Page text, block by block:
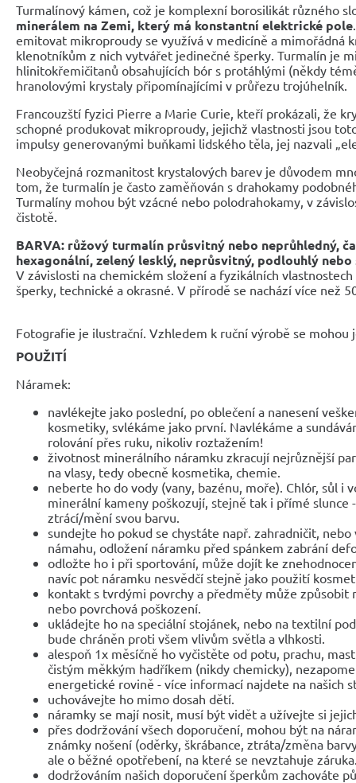
Turmalínový kámen, což je komplexní borosilikát různého
minerálem na Zemi, který má konstantní elektrické pole
emitovat mikroproudy se využívá v medicíně a mimořádná
klenotníkům z nich vytvářet jedinečné šperky. Turmalín je
hlinitokřemičitanů obsahujících bór s protáhlými (někdy
hranolovými krystaly připomínajícími v průřezu trojúhelník.
Francouzští fyzici Pierre a Marie Curie, kteří prokázali, že
schopné produkovat mikroproudy, jejichž vlastnosti jsou
impulsy generovanými buňkami lidského těla, jej nazvali
Neobyčejná rozmanitost krystalových barev je důvodem
tom, že turmalín je často zaměňován s drahokamy
Turmalíny mohou být vzácné nebo polodrahokamy, v
čistotě.
BARVA: růžový turmalín průsvitný nebo neprůhledný,
hexagonální, zelený lesklý, neprůsvitný, podlouhlý
V závislosti na chemickém složení a fyzikálních
šperky, technické a okrasné. V přírodě se nachází více než
Fotografie je ilustrační. Vzhledem k ruční výrobě se
POUŽITÍ
Náramek:
navlékejte jako poslední, po oblečení a nanesení
kosmetiky, svlékáme jako první. Navlékáme a
rolování přes ruku, nikoliv roztažením!
životnost minerálního náramku zkracují nejrůznější
na vlasy, tedy obecně kosmetika, chemie.
neberte ho do vody (vany, bazénu, moře). Chlór, sůl i
minerální kameny poškozují, stejně tak i přímé slunce
ztrácí/mění svou barvu.
sundejte ho pokud se chystáte např. zahradničit,
námahu, odložení náramku před spánkem zabrání
odložte ho i při sportování, může dojít ke
navíc pot náramku nesvědčí stejně jako použití
kontakt s tvrdými povrchy a předměty může způsobit
nebo povrchová poškození.
ukládejte ho na speciální stojánek, nebo na textilní
bude chráněn proti všem vlivům světla a vlhkosti.
alespoň 1x měsíčně ho vyčistěte od potu, prachu,
čistým měkkým hadříkem (nikdy chemicky),
energetické rovině - více informací najdete na našich
uchovávejte ho mimo dosah dětí.
náramky se mají nosit, musí být vidět a užívejte si
přes dodržování všech doporučení, mohou být na
známky nošení (oděrky, škrábance, ztráta/změna
ale o běžné opotřebení, na které se nevztahuje
dodržováním našich doporučení šperkům zachováte